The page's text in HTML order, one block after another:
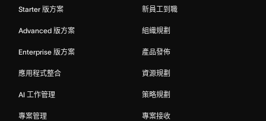
Starter 版方案
Advanced 版方案
Enterprise 版方案
應用程式整合
AI 工作管理
專案管理
新員工到職
組織規劃
產品發佈
資源規劃
策略規劃
專案接收